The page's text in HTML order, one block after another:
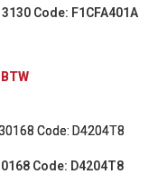
Code: F1CFA401A
Code: D4204T8